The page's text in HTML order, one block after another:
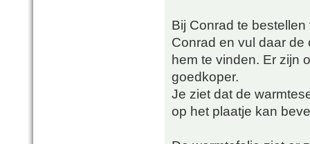
Bij Conrad te
Conrad en vul daar
hem te vinden. Er zijn
goedkoper.
Je ziet dat de
op het plaatje kan